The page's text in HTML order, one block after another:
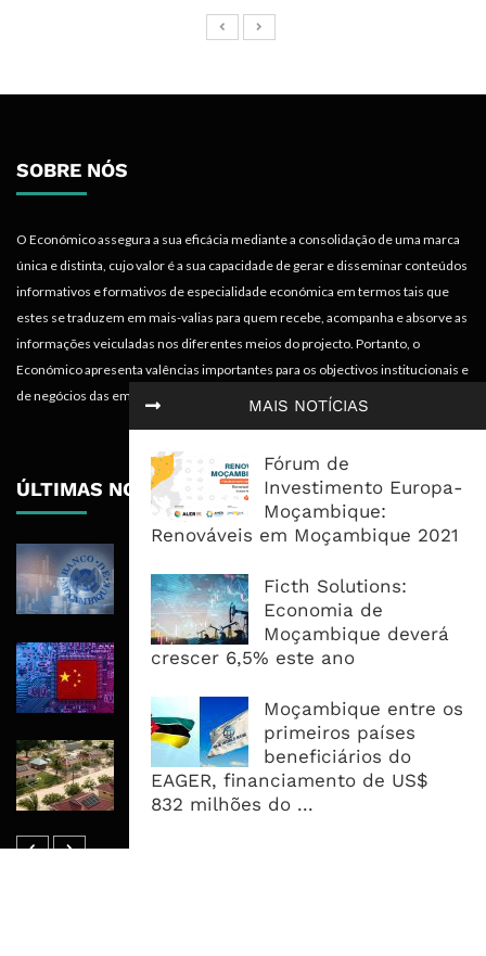
MAIS NOTÍCIAS
Fórum de
Investimento Europa-
Moçambique:
Renováveis em Moçambique 2021
Ficth Solutions:
Economia de
Moçambique deverá
crescer 6,5% este ano
Moçambique entre os
primeiros países
beneficiários do
EAGER, financiamento de US$
832 milhões do ...
SOBRE NÓS
O Económico assegura a sua eficácia mediante a consolidação de uma marca
única e distinta, cujo valor é a sua capacidade de gerar e disseminar conteúdos
informativos e formativos de especialidade económica em termos tais que
estes se traduzem em mais-valias para quem recebe, acompanha e absorve as
informações veiculadas nos diferentes meios do projecto. Portanto, o
Económico apresenta valências importantes para os objectivos institucionais e
de negócios das empresas.
ÚLTIMAS NOTÍCIAS
Capital Forte, Mas Qualidade do
Crédito Mostra Fortes Diferenças
China Põe Mercado de US$28 Biliões
Mozambique LNG Mobiliza 28 Mil
Kits Solares Para Impulsionar Auto-
Emprego Juvenil em Cabo Delgado